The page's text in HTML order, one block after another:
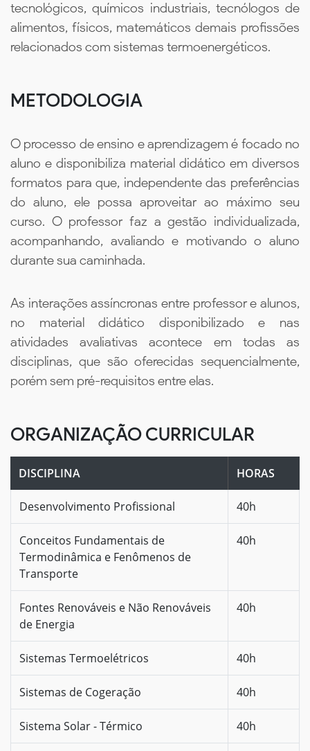
tecnológicos, químicos industriais, tecnólogos de
alimentos, físicos, matemáticos demais profissões
relacionados com sistemas termoenergéticos.
METODOLOGIA
O processo de ensino e aprendizagem é focado no
aluno e disponibiliza material didático em diversos
formatos para que, independente das preferências
do aluno, ele possa aproveitar ao máximo seu
curso. O professor faz a gestão individualizada,
acompanhando, avaliando e motivando o aluno
durante sua caminhada.
As interações assíncronas entre professor e alunos,
no material didático disponibilizado e nas
atividades avaliativas acontece em todas as
disciplinas, que são oferecidas sequencialmente,
porém sem pré-requisitos entre elas.
ORGANIZAÇÃO CURRICULAR
DISCIPLINA HORAS
Desenvolvimento Profissional 40h
Conceitos Fundamentais de
Termodinâmica e Fenômenos de
Transporte
40h
Fontes Renováveis e Não Renováveis
de Energia
40h
Sistemas Termoelétricos 40h
Sistemas de Cogeração 40h
Sistema Solar - Térmico 40h